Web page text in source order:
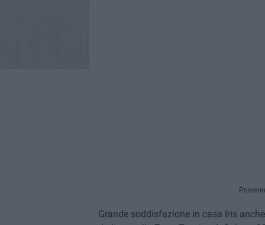
Grande soddisfazione in casa Iris